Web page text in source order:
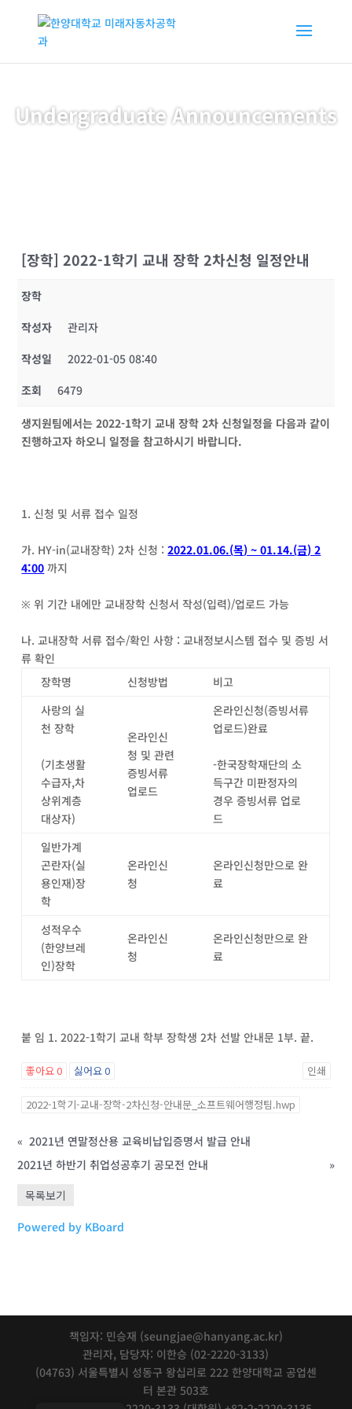
Undergraduate Announcements
[장학] 2022-1학기 교내 장학 2차신청 일정안내
장학
작성자
관리자
작성일
2022-01-05 08:40
조회
6479
생지원팀에서는2022-1학기 교내 장학2차 신청일정을 다음과 같이
진행하고자 하오니 일정을 참고하시기 바랍니다.
1. 신청 및 서류 접수 일정
가. HY-in(교내장학) 2차 신청 :2022.01.06.(목) ~ 01.14.(금) 2
4:00 까지
※ 위 기간 내에만 교내장학 신청서 작성(입력)/업로드 가능
나.교내장학 서류 접수/확인 사항 :교내정보시스템 접수 및 증빙 서
류 확인
장학명
신청방법
비고
사랑의 실
천 장학
(기초생활
수급자,차
상위계층
대상자)
온라인신
청 및 관련
증빙서류
업로드
온라인신청(증빙서류
업로드)완료
-한국장학재단의 소
득구간 미판정자의
경우 증빙서류 업로
드
일반가계
곤란자(실
용인재)장
학
온라인신
청
온라인신청만으로 완
료
성적우수
(한양브레
인)장학
온라인신
청
온라인신청만으로 완
료
붙 임 1.2022-1학기 교내 학부 장학생2차 선발 안내문 1부. 끝.
좋아요0 싫어요0 인쇄
2022-1학기-교내-장학-2차신청-안내문_소프트웨어행정팀.hwp
« 2021년 연말정산용 교육비납입증명서 발급 안내
2021년 하반기 취업성공후기 공모전 안내
»
목록보기
Powered by KBoard
책임자: 민승재 (seungjae@hanyang.ac.kr)
관리자, 담당자: 이한승 (02-2220-3133)
(04763) 서울특별시 성동구 왕십리로 222 한양대학교 공업센
터 본관 503호